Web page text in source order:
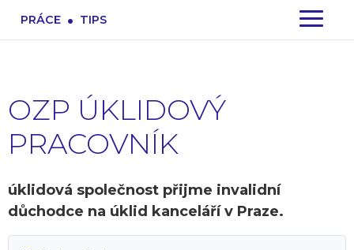
PRÁCE . TIPS
OZP ÚKLIDOVÝ
PRACOVNÍK
úklidová společnost přijme invalidní
důchodce na úklid kanceláří v Praze.